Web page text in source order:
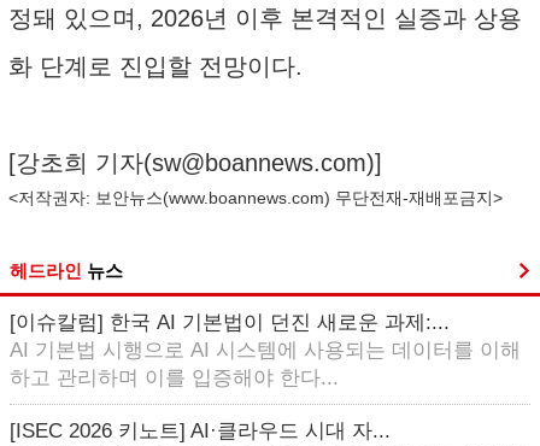
정돼 있으며, 2026년 이후 본격적인 실증과 상용
화 단계로 진입할 전망이다.
[강초희 기자(sw@boannews.com)]
<저작권자: 보안뉴스(www.boannews.com) 무단전재-재배포금지>
헤드라인 뉴스
[이슈칼럼] 한국 AI 기본법이 던진 새로운 과제:...
AI 기본법 시행으로 AI 시스템에 사용되는 데이터를 이해
하고 관리하며 이를 입증해야 한다...
[ISEC 2026 키노트] AI·클라우드 시대 자...